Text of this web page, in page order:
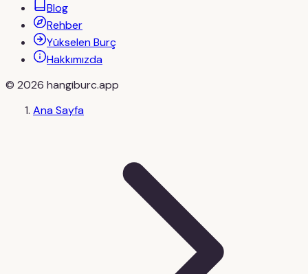
Blog
Rehber
Yükselen Burç
Hakkımızda
© 2026 hangiburc.app
Ana Sayfa